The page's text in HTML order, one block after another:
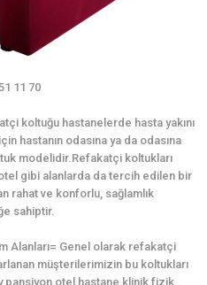
11 70
koltuğu hastanelerde hasta yakını
hastanın odasına ya da odasına
modelidir.Refakatçi koltukları
otel gibi alanlarda da tercih edilen bir
rahat ve konforlu, sağlamlık
sahiptir.
Alanları= Genel olarak refakatçi
müşterilerimizin bu koltukları